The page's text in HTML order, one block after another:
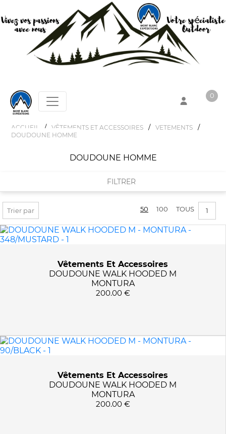
0
ACCUEIL / VÊTEMENTS ET ACCESSOIRES / VETEMENTS /
DOUDOUNE HOMME
DOUDOUNE HOMME
FILTRER
FILTRER PAR
MARQUES
0€ - 400€
L
1003/EXUBERANCE
5630/AREDNALIN
Trier par 50 100 TOUS 1
Vêtements Et Accessoires
DOUDOUNE WALK HOODED M
MONTURA
200.00 €
Vêtements Et Accessoires
DOUDOUNE WALK HOODED M
MONTURA
200.00 €